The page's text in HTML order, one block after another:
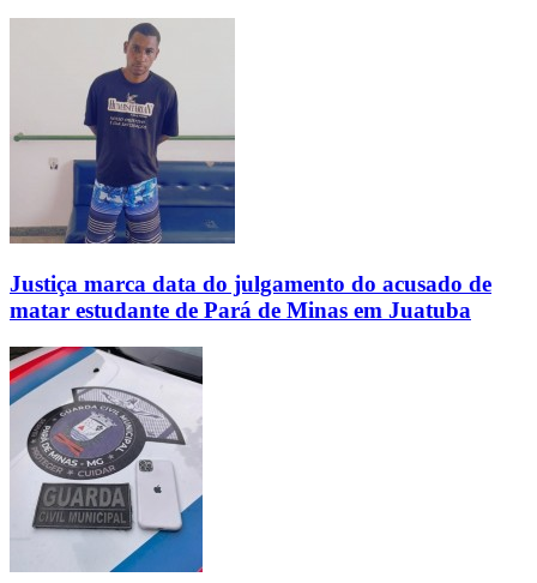
Justiça marca data do julgamento do acusado de
matar estudante de Pará de Minas em Juatuba